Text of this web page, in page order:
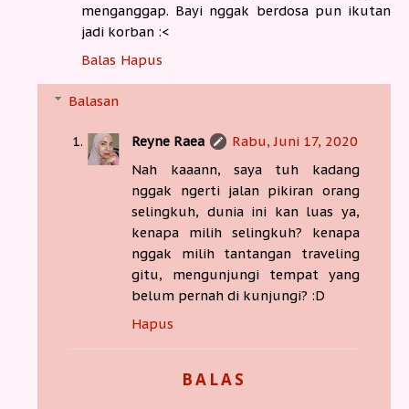
menganggap. Bayi nggak berdosa pun ikutan
jadi korban :<
Balas Hapus
Balasan
Reyne Raea
Rabu, Juni 17, 2020
Nah kaaann, saya tuh kadang
nggak ngerti jalan pikiran orang
selingkuh, dunia ini kan luas ya,
kenapa milih selingkuh? kenapa
nggak milih tantangan traveling
gitu, mengunjungi tempat yang
belum pernah di kunjungi? :D
Hapus
BALAS